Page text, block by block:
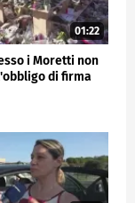
01:22
i Moretti non
di firma